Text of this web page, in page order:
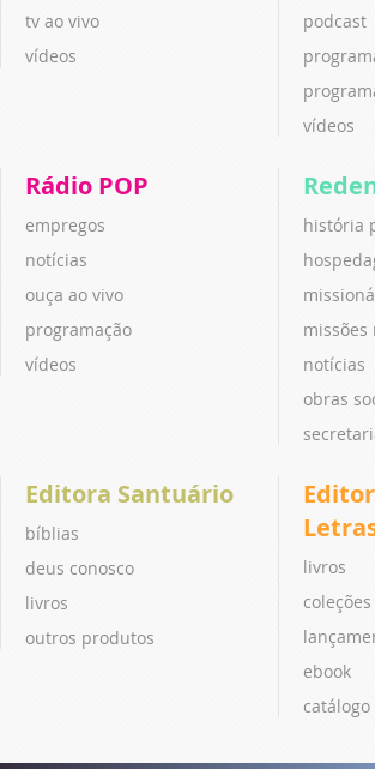
tv ao vivo
vídeos
podcast
vídeos
Rádio POP
empregos
notícias
ouça ao vivo
programação
vídeos
história
notícias
obras
Editora Santuário
bíblias
deus conosco
livros
outros produtos
livros
coleções
ebook
catálogo